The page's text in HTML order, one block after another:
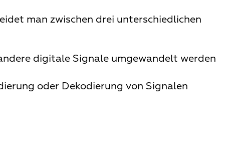
man zwischen drei unterschiedlichen
digitale Signale umgewandelt werden
oder Dekodierung von Signalen